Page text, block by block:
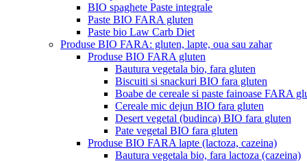
BIO spaghete Paste integrale
Paste BIO FARA gluten
Paste bio Law Carb Diet
Produse BIO FARA: gluten, lapte, oua sau zahar
Produse BIO FARA gluten
Bautura vegetala bio, fara gluten
Biscuiti si snackuri BIO fara gluten
Boabe de cereale si paste fainoase FARA
Cereale mic dejun BIO fara gluten
Desert vegetal (budinca) BIO fara gluten
Pate vegetal BIO fara gluten
Produse BIO FARA lapte (lactoza, cazeina)
Bautura vegetala bio, fara lactoza (cazeina)